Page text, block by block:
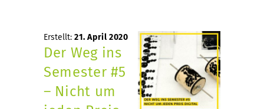
Erstellt: 21. April 2020
Der Weg ins
Semester #5
– Nicht um